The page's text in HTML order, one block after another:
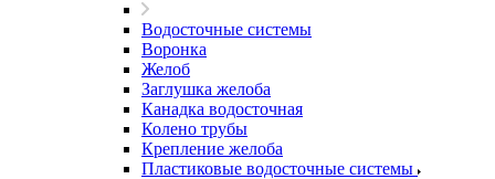
Водосточные системы
Воронка
Желоб
Заглушка желоба
Канадка водосточная
Колено трубы
Крепление желоба
Пластиковые водосточные системы